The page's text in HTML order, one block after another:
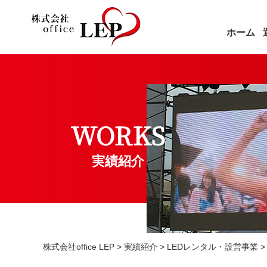
ホーム
WORKS
実績紹介
株式会社office LEP > 実績紹介 > LEDレンタル・設営事業 >